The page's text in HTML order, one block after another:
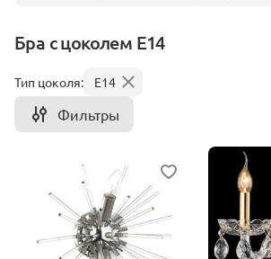
Бра c цоколем E14
Тип цоколя: E14
Фильтры